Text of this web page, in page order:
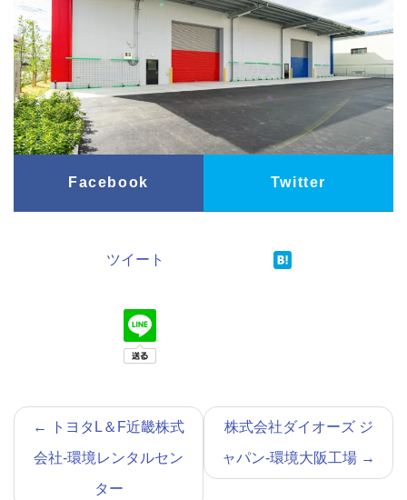
Facebook Twitter
ツイート
←
トヨタL＆F近畿株式
会社-環境レンタルセン
ター
株式会社ダイオーズ ジ
ャパン-環境大阪工場 →